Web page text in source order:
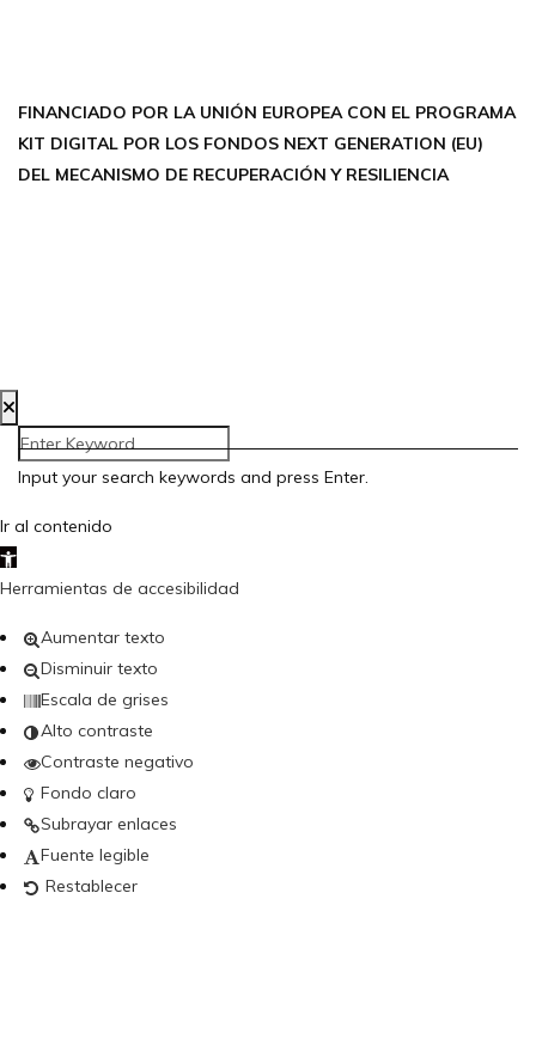
FINANCIADO POR LA UNIÓN EUROPEA CON EL PROGRAMA
KIT DIGITAL POR LOS FONDOS NEXT GENERATION (EU)
DEL MECANISMO DE RECUPERACIÓN Y RESILIENCIA
Input your search keywords and press Enter.
Ir al contenido
Abrir barra de herramientas
Herramientas de accesibilidad
Aumentar texto
Disminuir texto
Escala de grises
Alto contraste
Contraste negativo
Fondo claro
Subrayar enlaces
Fuente legible
Restablecer